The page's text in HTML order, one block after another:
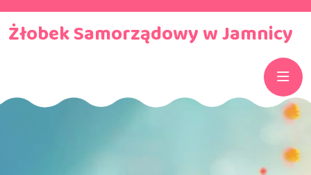
Żłobek Samorządowy w Jamnicy